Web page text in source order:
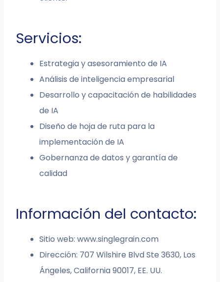
Servicios:
Estrategia y asesoramiento de IA
Análisis de inteligencia empresarial
Desarrollo y capacitación de habilidades
de IA
Diseño de hoja de ruta para la
implementación de IA
Gobernanza de datos y garantía de
calidad
Información del contacto:
Sitio web: www.singlegrain.com
Dirección: 707 Wilshire Blvd Ste 3630, Los
Ángeles, California 90017, EE. UU.